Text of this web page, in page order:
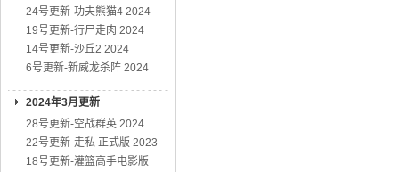
24号更新-功夫熊猫4 2024
19号更新-行尸走肉 2024
14号更新-沙丘2 2024
6号更新-新威龙杀阵 2024
2024年3月更新
28号更新-空战群英 2024
22号更新-走私 正式版 2023
18号更新-灌篮高手电影版